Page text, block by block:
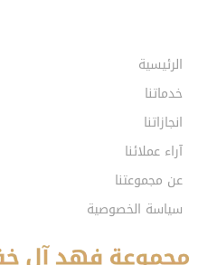
الرئيسية
خدماتنا
انجازاتنا
آراء عملائنا
عن مجموعتنا
سياسة الخصوصية